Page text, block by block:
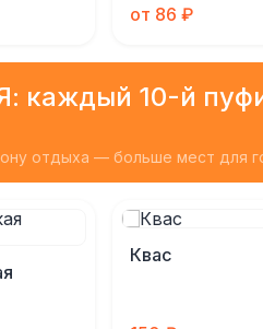
от 86 ₽
каждый 10-й
отдыха — больше мест для
Квас